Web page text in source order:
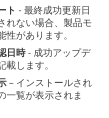
ト - 最終成功更新日
れない場合、製品モ
があります。
日時- 成功アップデ
します。
– インストールされ
一覧が表示されま